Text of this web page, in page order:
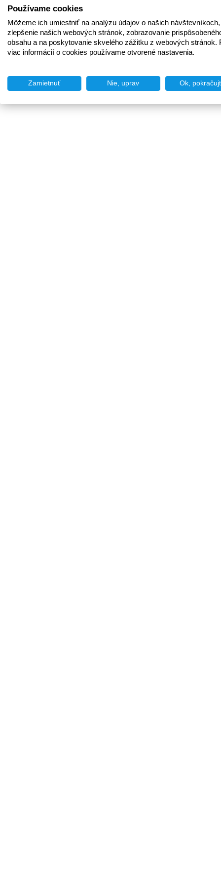
Používame cookies
Môžeme ich umiestniť na analýzu údajov o našich
zlepšenie našich webových stránok, zobrazovanie
obsahu a na poskytovanie skvelého zážitku z webových stránok.
viac informácií o cookies používame otvorené nastavenia.
Zamietnuť Nie, uprav Ok,